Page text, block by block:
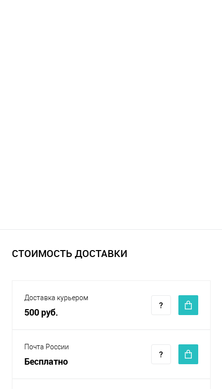
СТОИМОСТЬ ДОСТАВКИ
Доставка курьером
500 руб.
Почта России
Бесплатно